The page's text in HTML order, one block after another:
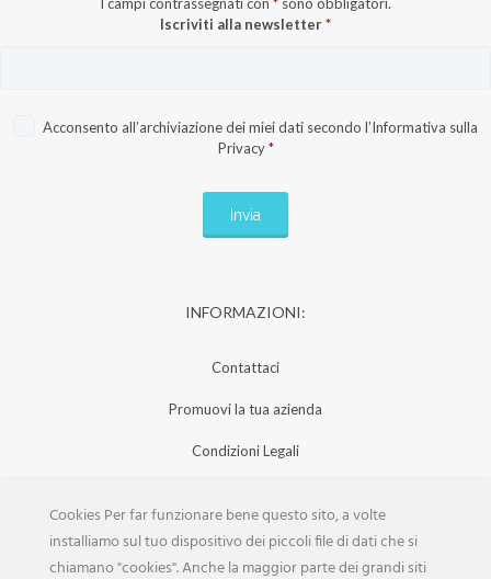
Iscriviti alla newsletter*
Acconsento all’archiviazione dei miei dati secondo l’Informativa sulla
Privacy *
INFORMAZIONI:
Contattaci
Promuovi la tua azienda
Condizioni Legali
Iscrizione Aziende
Scarica la Rivista
Cookies Per far funzionare bene questo sito, a volte
installiamo sul tuo dispositivo dei piccoli file di dati che si
chiamano "cookies". Anche la maggior parte dei grandi siti